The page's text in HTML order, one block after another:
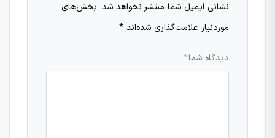
نشانی ایمیل شما منتشر نخواهد شد. بخش‌های
موردنیاز علامت‌گذاری شده‌اند *
دیدگاه شما*